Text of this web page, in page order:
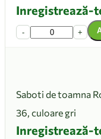
Inregistrează-
- +
Saboti de toamna
36, culoare gri
Inregistrează-